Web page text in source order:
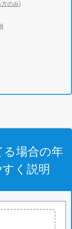
のみ)
場合の年
く説明